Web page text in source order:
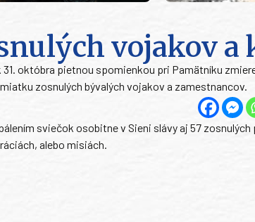
vojakov a
októbra pietnou spomienkou pri Pamätníku
zosnulých bývalých vojakov a zamestnancov.
sviečok osobitne v Sieni slávy aj 57 zosnulých
alebo misiách.